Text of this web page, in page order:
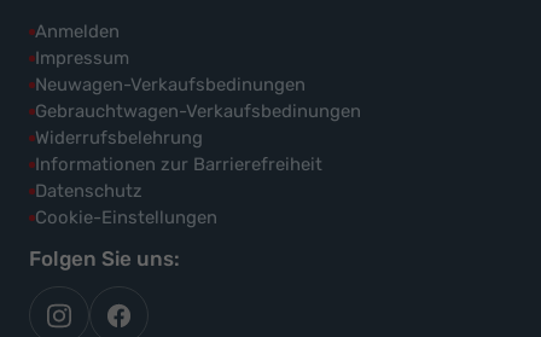
Anmelden
Impressum
Neuwagen-Verkaufsbedinungen
Gebrauchtwagen-Verkaufsbedinungen
Widerrufsbelehrung
Informationen zur Barrierefreiheit
Datenschutz
Cookie-Einstellungen
Folgen Sie uns:
autoflexautoflex24